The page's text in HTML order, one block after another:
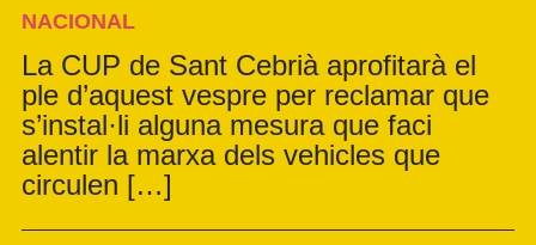
NACIONAL
La CUP de Sant Cebrià aprofitarà el
ple d’aquest vespre per reclamar que
s’instal·li alguna mesura que faci
alentir la marxa dels vehicles que
circulen […]